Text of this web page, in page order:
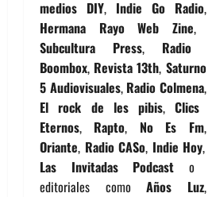
medios DIY,Indie Go Radio,
Hermana Rayo Web Zine,
Subcultura Press, Radio
Boombox, Revista 13th, Saturno
5 Audiovisuales,Radio Colmena,
El rock de les pibis, Clics
Eternos, Rapto, No Es Fm,
Oriante, Radio CASo, Indie Hoy,
Las Invitadas Podcast o
editoriales comoAños Luz,